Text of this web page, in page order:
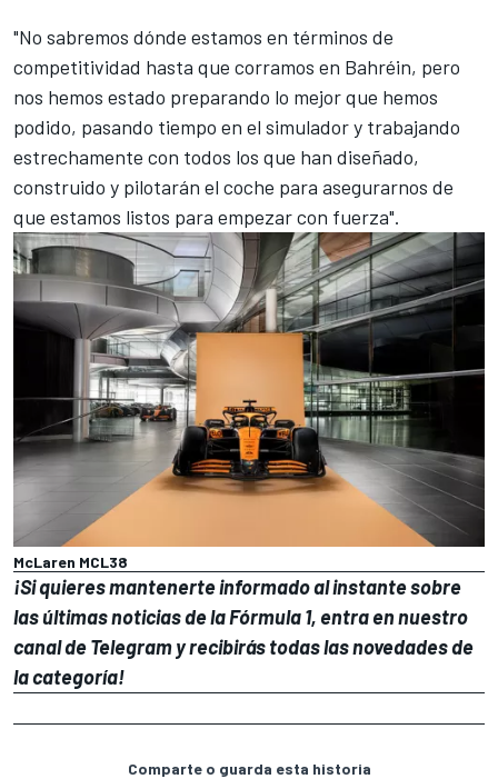
"No sabremos dónde estamos en términos de
competitividad hasta que corramos en Bahréin, pero
nos hemos estado preparando lo mejor que hemos
podido, pasando tiempo en el simulador y trabajando
estrechamente con todos los que han diseñado,
construido y pilotarán el coche para asegurarnos de
que estamos listos para empezar con fuerza".
McLaren MCL38
¡Si quieres mantenerte informado al instante sobre
las últimas noticias de la Fórmula 1, entra ennuestro
canal de Telegramy recibirás todas las novedades de
la categoría!
Comparte o guarda esta historia